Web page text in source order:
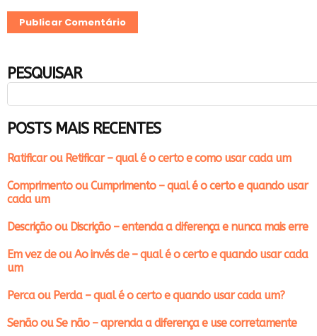
PESQUISAR
POSTS MAIS RECENTES
Ratificar ou Retificar – qual é o certo e como usar cada um
Comprimento ou Cumprimento – qual é o certo e quando usar
cada um
Descrição ou Discrição – entenda a diferença e nunca mais erre
Em vez de ou Ao invés de – qual é o certo e quando usar cada
um
Perca ou Perda – qual é o certo e quando usar cada um?
Senão ou Se não – aprenda a diferença e use corretamente